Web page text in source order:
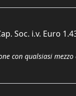
Soc. i.v. Euro
con qualsiasi